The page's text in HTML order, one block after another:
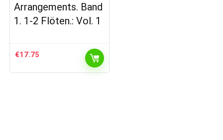
Arrangements. Band
1. 1-2 Flöten.: Vol. 1
€17.75